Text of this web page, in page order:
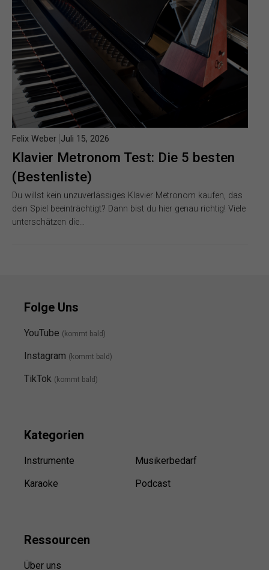
Klavier Metronom Test: Die 5 besten
(Bestenliste)
Felix Weber Juli 15, 2026
Du willst kein unzuverlässiges Klavier Metronom kaufen, das
dein Spiel beeinträchtigt? Dann bist du hier genau richtig! Viele
unterschätzen die…
Folge Uns
YouTube (kommt bald)
Instagram (kommt bald)
TikTok (kommt bald)
Kategorien
Instrumente
Karaoke
Musikerbedarf
Podcast
Ressourcen
Über uns